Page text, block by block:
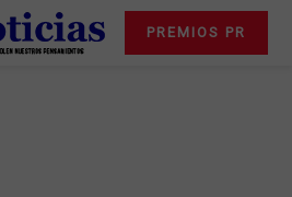
PREMIOS PR